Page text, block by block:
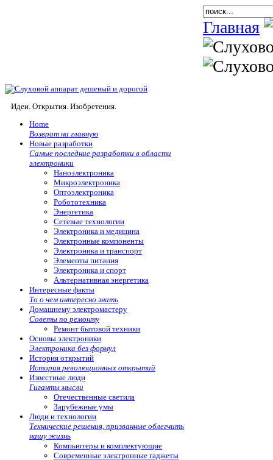
Главная
Идеи. Открытия. Изобретения.
Home
Возврат на главную
Новые разработки
Самые последние разработки в области
электроники
Наноэлектроника
Микроэлектроника
Оптоэлектроника
Робототехника
Энергетика
Сетевые технологии
Электроника и медицина
Электронные компоненты
Электроника и транспорт
Элементы питания
Электроника и спорт
Альтернативная энергетика
Интересные факты
То о чем интересно знать
Домашнему электромастеру
Советы по ремонту
Ремонт бытовой техники
Основы электроники
Электроника без формул
История открытий
История революционных открытий
Известные люди
Гиганты мысли
Отечественные светила
Зарубежные умы
Люди и технологии
Технические решения, призванные облегчить
нашу жизнь
Компьютеры и комплектующие
Современные электронные гаджеты